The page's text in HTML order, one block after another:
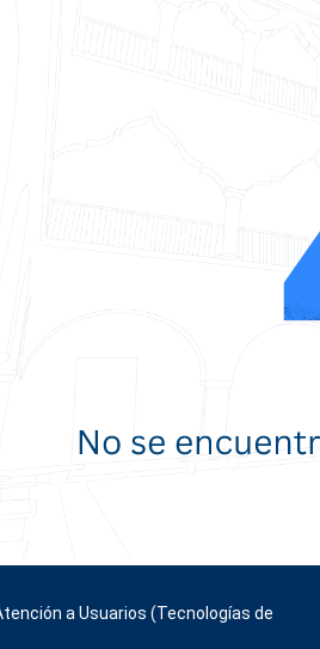
a Usuarios (Tecnologías de